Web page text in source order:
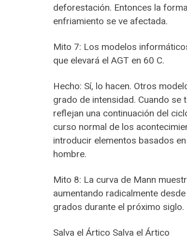
deforestación. Entonces la
enfriamiento se ve afectada.
Mito 7: Los modelos
que elevará el AGT en 60 C.
Hecho: Sí, lo hacen. Otros
grado de intensidad. Cuando
reflejan una continuación del
curso normal de los
introducir elementos basados
hombre.
Mito 8: La curva de Mann
aumentando radicalmente
grados durante el próximo siglo.
Salva el Ártico Salva el Ártico